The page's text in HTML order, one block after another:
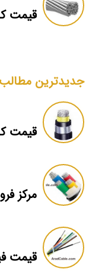
جدیدترین مطالب
مرکز
قیمت فیبر